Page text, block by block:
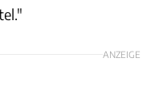
ANZEIGE